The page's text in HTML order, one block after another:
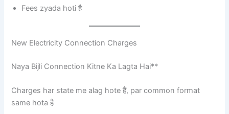
Fees zyada hoti है
New Electricity Connection Charges
Naya Bijli Connection Kitne Ka Lagta Hai**
Charges har state me alag hote हैं, par common format
same hota है